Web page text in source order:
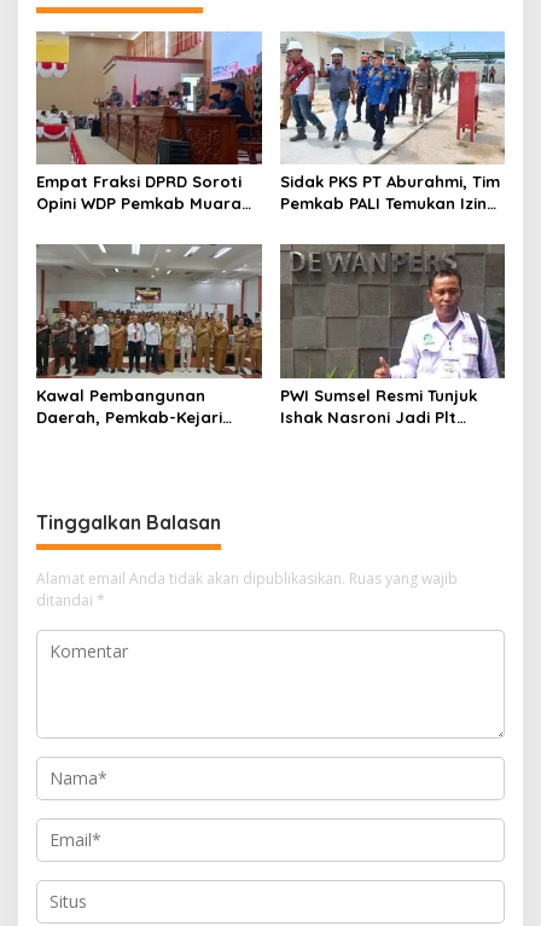
Empat Fraksi DPRD Soroti
Opini WDP Pemkab Muara
Kelola Keuangan
Sidak PKS PT Aburahmi, Tim
Pemkab PALI Temukan Izin
Kawal Pembangunan
Daerah, Pemkab-Kejari
PWI Sumsel Resmi Tunjuk
Ishak Nasroni Jadi Plt
Tinggalkan Balasan
Alamat email Anda tidak akan dipublikasikan. Ruas yang wajib
ditandai *